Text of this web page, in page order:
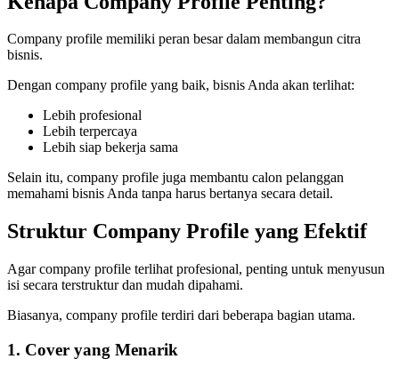
Company profile memiliki peran besar dalam membangun citra
bisnis.
Dengan company profile yang baik, bisnis Anda akan terlihat:
Lebih profesional
Lebih terpercaya
Lebih siap bekerja sama
Selain itu, company profile juga membantu calon pelanggan
memahami bisnis Anda tanpa harus bertanya secara detail.
Struktur Company Profile yang Efektif
Agar company profile terlihat profesional, penting untuk menyusun
isi secara terstruktur dan mudah dipahami.
Biasanya, company profile terdiri dari beberapa bagian utama.
1. Cover yang Menarik